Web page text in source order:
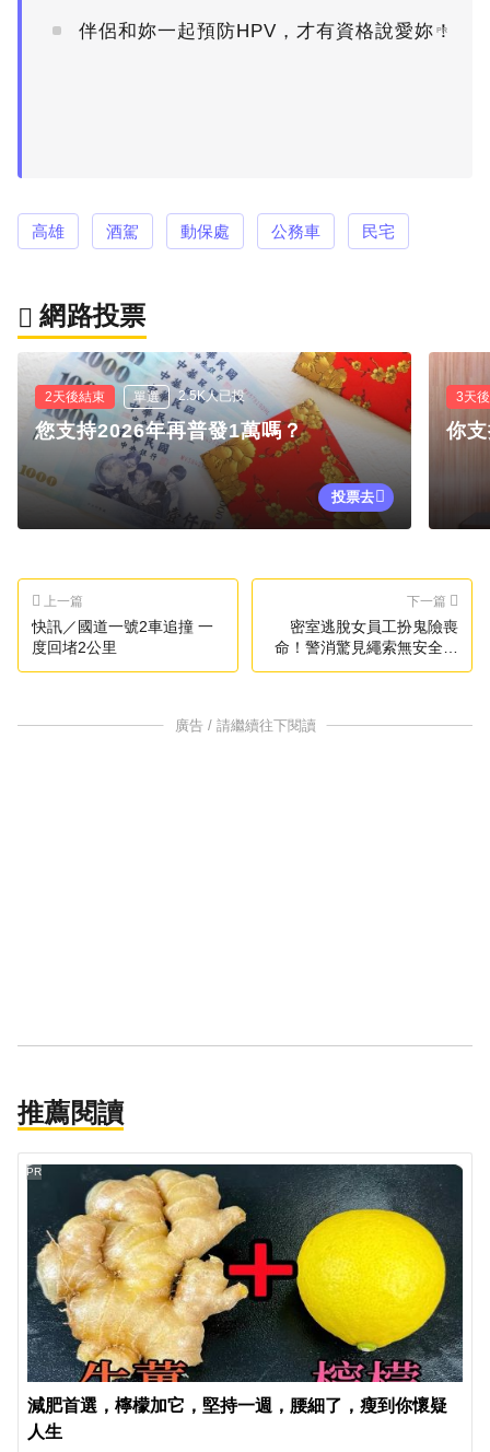
伴侶和妳一起預防HPV，才有資格說愛妳！
PR
高雄 酒駕 動保處 公務車 民宅
網路投票
2天後結束 單選 2.5K人已投
您支持2026年再普發1萬嗎？
投票去
3天
你
上一篇
快訊／國道一號2車追撞 一
度回堵2公里
下一篇
密室逃脫女員工扮鬼險喪
命！警消驚見繩索無安全措
施
廣告 / 請繼續往下閱讀
推薦閱讀
減肥首選，檸檬加它，堅持一週，腰細了，瘦到你懷疑
人生
PR